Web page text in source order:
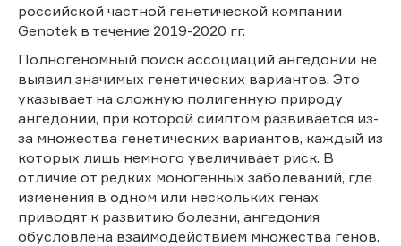
российской частной генетической компании
Genotek в течение 2019-2020 гг.
Полногеномный поиск ассоциаций ангедонии не
выявил значимых генетических вариантов. Это
указывает на сложную полигенную природу
ангедонии, при которой симптом развивается из-
за множества генетических вариантов, каждый из
которых лишь немного увеличивает риск. В
отличие от редких моногенных заболеваний, где
изменения в одном или нескольких генах
приводят к развитию болезни, ангедония
обусловлена взаимодействием множества генов.